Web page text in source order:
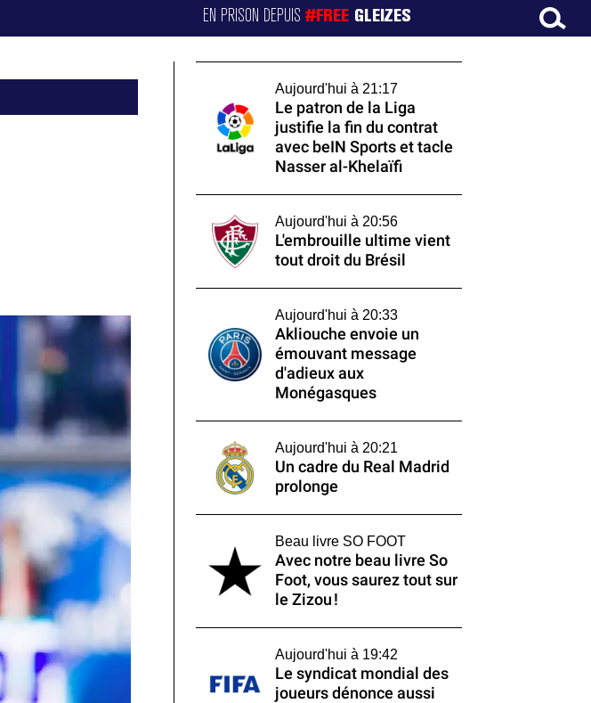
EN PRISON DEPUIS#FREE GLEIZES
Aujourd'hui à 21:17
Le patron de la Liga
justifie la fin du contrat
avec beIN Sports et tacle
Nasser al-Khelaïfi
Aujourd'hui à 20:56
L'embrouille ultime vient
tout droit du Brésil
Aujourd'hui à 20:33
Akliouche envoie un
émouvant message
d'adieux aux
Monégasques
Aujourd'hui à 20:21
Un cadre du Real Madrid
prolonge
Beau livre SO FOOT
Avec notre beau livre So
Foot, vous saurez tout sur
le Zizou !
Aujourd'hui à 19:42
Le syndicat mondial des
joueurs dénonce aussi